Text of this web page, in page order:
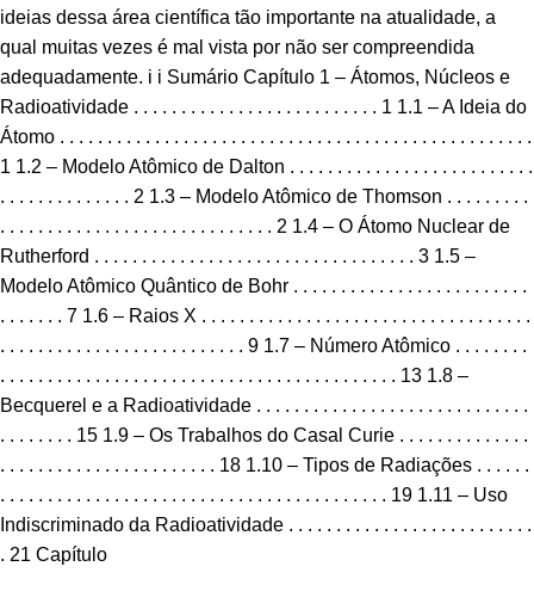
ideias dessa área científica tão importante na atualidade, a
qual muitas vezes é mal vista por não ser compreendida
adequadamente. i i Sumário Capítulo 1 – Átomos, Núcleos e
Radioatividade . . . . . . . . . . . . . . . . . . . . . . . . . . 1 1.1 – A Ideia do
Átomo . . . . . . . . . . . . . . . . . . . . . . . . . . . . . . . . . . . . . . . . . . . . . . . . . .
1 1.2 – Modelo Atômico de Dalton . . . . . . . . . . . . . . . . . . . . . . . . . .
. . . . . . . . . . . . . . 2 1.3 – Modelo Atômico de Thomson . . . . . . . . .
. . . . . . . . . . . . . . . . . . . . . . . . . . . . . 2 1.4 – O Átomo Nuclear de
Rutherford . . . . . . . . . . . . . . . . . . . . . . . . . . . . . . . . . . 3 1.5 –
Modelo Atômico Quântico de Bohr . . . . . . . . . . . . . . . . . . . . . . . . .
. . . . . . . 7 1.6 – Raios X . . . . . . . . . . . . . . . . . . . . . . . . . . . . . . . . . . .
. . . . . . . . . . . . . . . . . . . . . . . . . . 9 1.7 – Número Atômico . . . . . . . .
. . . . . . . . . . . . . . . . . . . . . . . . . . . . . . . . . . . . . . . . . . 13 1.8 –
Becquerel e a Radioatividade . . . . . . . . . . . . . . . . . . . . . . . . . . . . .
. . . . . . . . 15 1.9 – Os Trabalhos do Casal Curie . . . . . . . . . . . . . .
. . . . . . . . . . . . . . . . . . . . . . . 18 1.10 – Tipos de Radiações . . . . . .
. . . . . . . . . . . . . . . . . . . . . . . . . . . . . . . . . . . . . . . . . 19 1.11 – Uso
Indiscriminado da Radioatividade . . . . . . . . . . . . . . . . . . . . . . . . . .
. 21 Capítulo